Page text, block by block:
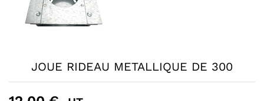
JOUE RIDEAU METALLIQUE DE 300